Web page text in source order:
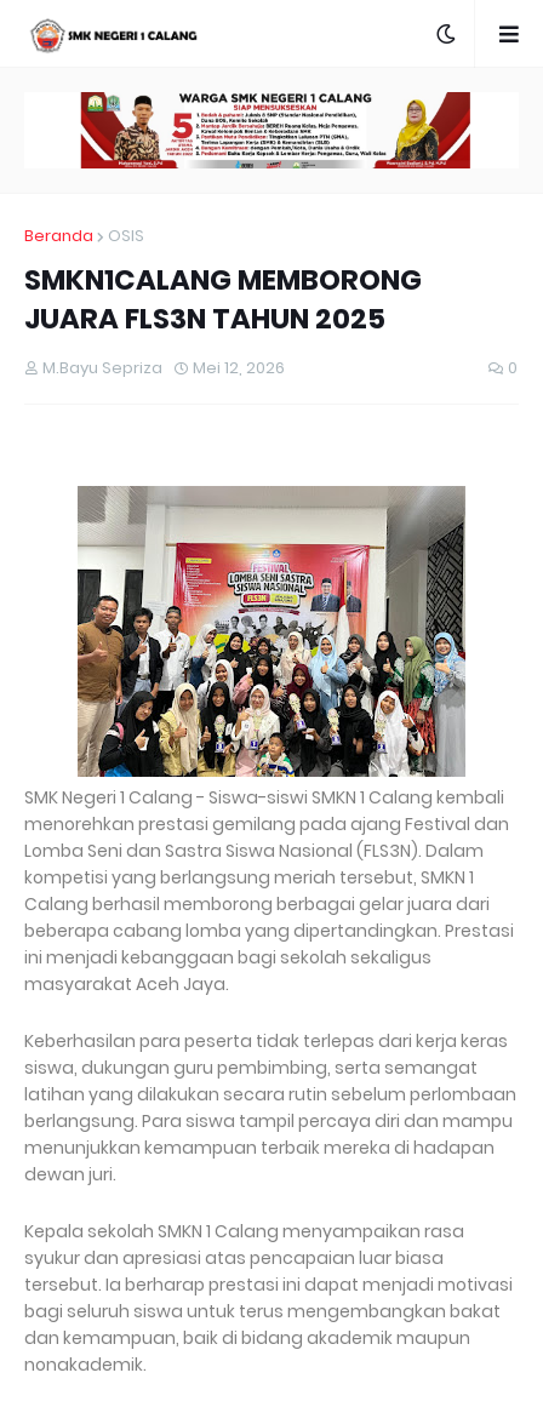
Beranda OSIS
SMKN1CALANG MEMBORONG
JUARA FLS3N TAHUN 2025
M.Bayu Sepriza Mei 12, 2026 0
SMK Negeri 1 Calang - Siswa-siswi SMKN 1 Calang kembali
menorehkan prestasi gemilang pada ajang Festival dan
Lomba Seni dan Sastra Siswa Nasional (FLS3N). Dalam
kompetisi yang berlangsung meriah tersebut, SMKN 1
Calang berhasil memborong berbagai gelar juara dari
beberapa cabang lomba yang dipertandingkan. Prestasi
ini menjadi kebanggaan bagi sekolah sekaligus
masyarakat Aceh Jaya.
Keberhasilan para peserta tidak terlepas dari kerja keras
siswa, dukungan guru pembimbing, serta semangat
latihan yang dilakukan secara rutin sebelum perlombaan
berlangsung. Para siswa tampil percaya diri dan mampu
menunjukkan kemampuan terbaik mereka di hadapan
dewan juri.
Kepala sekolah SMKN 1 Calang menyampaikan rasa
syukur dan apresiasi atas pencapaian luar biasa
tersebut. Ia berharap prestasi ini dapat menjadi motivasi
bagi seluruh siswa untuk terus mengembangkan bakat
dan kemampuan, baik di bidang akademik maupun
nonakademik.